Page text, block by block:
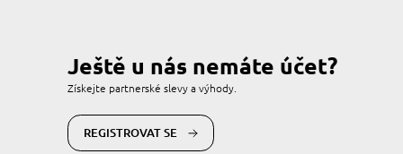
Ještě u nás nemáte účet?
Získejte partnerské slevy a výhody.
REGISTROVAT SE